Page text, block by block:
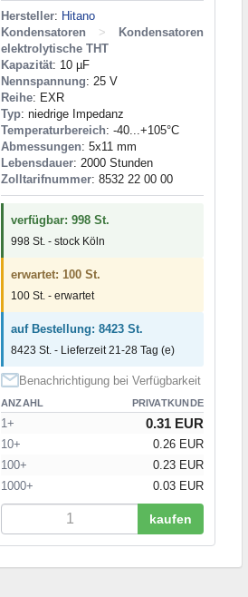
Hersteller: Hitano
Kondensatoren
>
Kondensatoren
elektrolytische THT
Kapazität: 10 µF
Nennspannung: 25 V
Reihe: EXR
Typ: niedrige Impedanz
Temperaturbereich: -40...+105°C
Abmessungen: 5x11 mm
Lebensdauer: 2000 Stunden
Zolltarifnummer: 8532 22 00 00
verfügbar: 998 St.
998 St. - stock Köln
erwartet: 100 St.
100 St. - erwartet
auf Bestellung: 8423 St.
8423 St. - Lieferzeit 21-28 Tag (e)
Benachrichtigung bei Verfügbarkeit
ANZAHL PRIVATKUNDE
1+ 0.31 EUR
10+
0.26 EUR
100+
0.23 EUR
1000+
0.03 EUR
kaufen